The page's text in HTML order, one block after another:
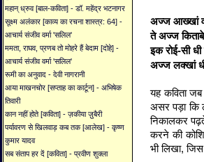
महान् ध्रुव [बाल-कविता] - डॉ. महेंद्र भटनागर
सूक्ष्म अलंकार [काव्य का रचना शास्त्र: 64] -
आचार्य संजीव वर्मा 'सलिल'
ममता, राघव, प्रणब तो मोहरे हैं बेदाम [दोहे] -
आचार्य संजीव वर्मा 'सलिल'
रूमी का अनुवाद - देवी नागरानी
आया माखनचोर [सप्ताह का कार्टून] - अभिषेक
तिवारी
कान नहीं होते [कविता] - ज़कीया ज़ुबैरी
पर्यावरण से खिलवाड़ कब तक [आलेख] - कृष्ण
कुमार यादव
सब संताप हर दें [कविता] - प्रवीण शुक्ला
अज्ज आख्खां
ते अज्ज
इक रोई-सी
अज्ज लक्खां
यह कविता जब
असर पड़ा कि
निकालकर
करने की
भी लिखा,